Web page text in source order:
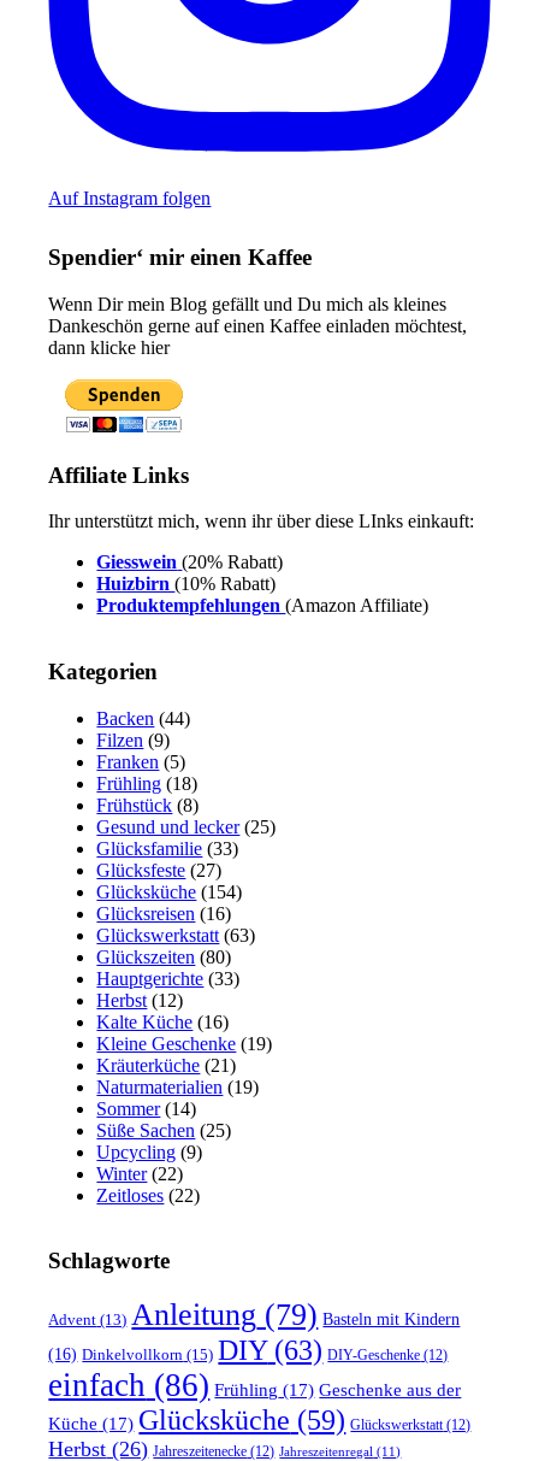
Auf Instagram folgen
Spendier‘ mir einen Kaffee
Wenn Dir mein Blog gefällt und Du mich als kleines
Dankeschön gerne auf einen Kaffee einladen möchtest,
dann klicke hier
Affiliate Links
Ihr unterstützt mich, wenn ihr über diese LInks einkauft:
Giesswein (20% Rabatt)
Huizbirn(10% Rabatt)
Produktempfehlungen(Amazon Affiliate)
Kategorien
Backen (44)
Filzen (9)
Franken (5)
Frühling (18)
Frühstück (8)
Gesund und lecker(25)
Glücksfamilie (33)
Glücksfeste (27)
Glücksküche (154)
Glücksreisen (16)
Glückswerkstatt (63)
Glückszeiten (80)
Hauptgerichte (33)
Herbst (12)
Kalte Küche (16)
Kleine Geschenke (19)
Kräuterküche (21)
Naturmaterialien (19)
Sommer(14)
Süße Sachen (25)
Upcycling (9)
Winter(22)
Zeitloses (22)
Schlagworte
Advent (13) Anleitung (79) Basteln mit Kindern
(16) Dinkelvollkorn (15) DIY(63) DIY-Geschenke (12)
einfach (86) Frühling (17) Geschenke aus der
Küche (17) Glücksküche (59) Glückswerkstatt(12)
Herbst (26) Jahreszeitenecke (12) Jahreszeitenregal (11)